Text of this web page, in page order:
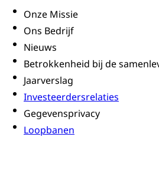
Onze Missie
Ons Bedrijf
Nieuws
Betrokkenheid bij de
Jaarverslag
Investeerdersrelaties
Gegevensprivacy
Loopbanen